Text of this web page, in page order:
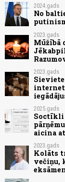
2024.gads
No
2023.gads
Mūžībā
2023.gads
2025.gads
Soctīkli
aicina
2023.gads
Kolāts
večiņu,